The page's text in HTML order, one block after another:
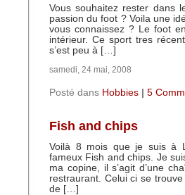
Vous souhaitez rester dans
passion du foot ? Voila une
vous connaissez ? Le foot
intérieur. Ce sport tres
s’est peu à […]
samedi, 24 mai, 2008
Posté dans Hobbies 5
Fish and chips
Voilà 8 mois que je suis à
fameux Fish and chips. Je
ma copine, il s’agit d’une
restraurant. Celui ci se
de […]